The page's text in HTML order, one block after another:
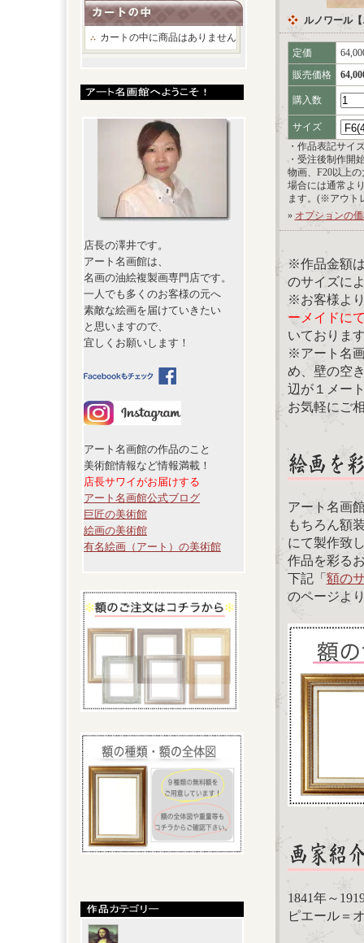
カートの中に商品はありません
店長の澤井です。
アート名画館は、
名画の油絵複製画専門店です。
一人でも多くのお客様の元へ
素敵な絵画を届けていきたい
と思いますので、
宜しくお願いします！
アート名画館の作品のこと
美術館情報など情報満載！
店長サワイがお届けする
アート名画館公式ブログ
巨匠の美術館
絵画の美術館
有名絵画（アート）の美術館
ルノワール
定価
販売価格
購入数
サイズ
・作品表記サイ
・受注後制作開
物画、F20以上
場合には通常よ
ます。(※アウト
» オプションの
※作品金額
のサイズに
※お客様よ
ーメイドに
いておりま
※アート名
め、壁の空
辺が１メー
お気軽にご
アート名画
もちろん額
にて製作致
作品を彩る
下記「額の
のページよ
1841年～
ピエール＝